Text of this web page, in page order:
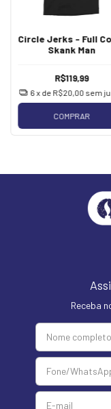
Circle Jerks - Full
Skank Man
R$119,99
6x de R$20,00 sem
COMPRAR
Receba